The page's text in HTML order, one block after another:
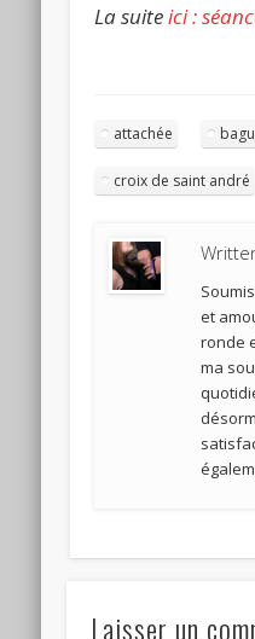
La suiteici :
attachée
croix de saint andré
et
ronde
ma
Laisser un